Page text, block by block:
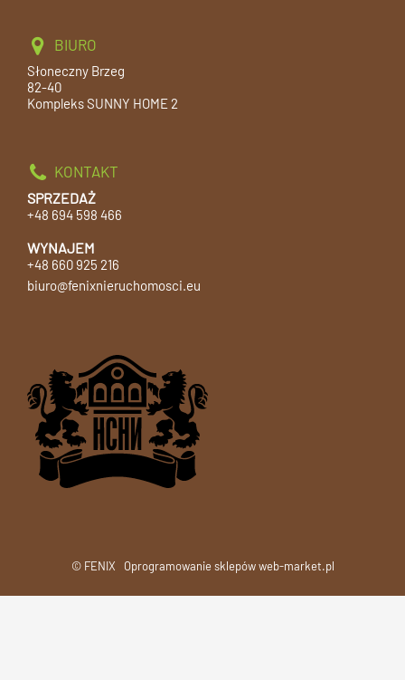
BIURO
Słoneczny Brzeg
82-40
Kompleks SUNNY HOME 2
KONTAKT
SPRZEDAŻ
+48 694 598 466
WYNAJEM
+48 660 925 216
biuro@fenixnieruchomosci.eu
© FENIX Oprogramowanie sklepów web-market.pl